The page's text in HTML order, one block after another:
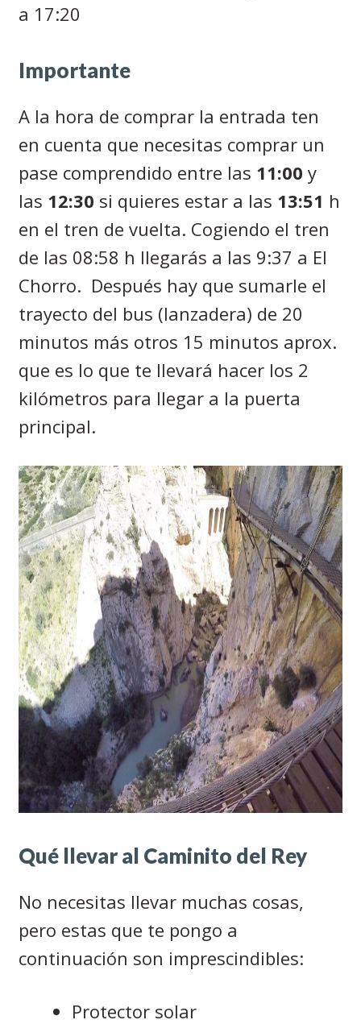
a 17:20
Importante
A la hora de comprar la entrada ten
en cuenta que necesitas comprar un
pase comprendido entre las 11:00 y
las 12:30 si quieres estar a las 13:51 h
en el tren de vuelta. Cogiendo el tren
de las 08:58 h llegarás a las 9:37 a El
Chorro. Después hay que sumarle el
trayecto del bus (lanzadera) de 20
minutos más otros 15 minutos aprox.
que es lo que te llevará hacer los 2
kilómetros para llegar a la puerta
principal.
Qué llevar al Caminito del Rey
No necesitas llevar muchas cosas,
pero estas que te pongo a
continuación son imprescindibles:
Protector solar